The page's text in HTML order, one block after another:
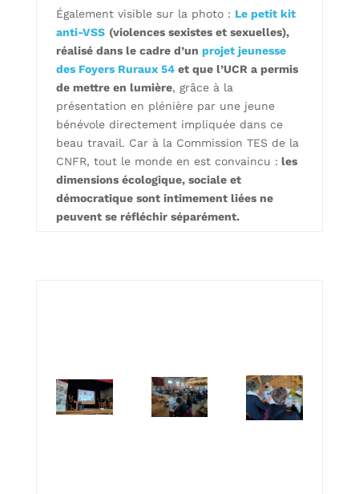
Également visible sur la photo : Le petit kit
anti-VSS (violences sexistes et sexuelles),
réalisé dans le cadre d’un projet jeunesse
des Foyers Ruraux 54et que l’UCR a permis
de mettre en lumière, grâce à la
présentation en plénière par une jeune
bénévole directement impliquée dans ce
beau travail. Car à la Commission TES de la
CNFR, tout le monde en est convaincu : les
dimensions écologique, sociale et
démocratique sont intimement liées ne
peuvent se réfléchir séparément.